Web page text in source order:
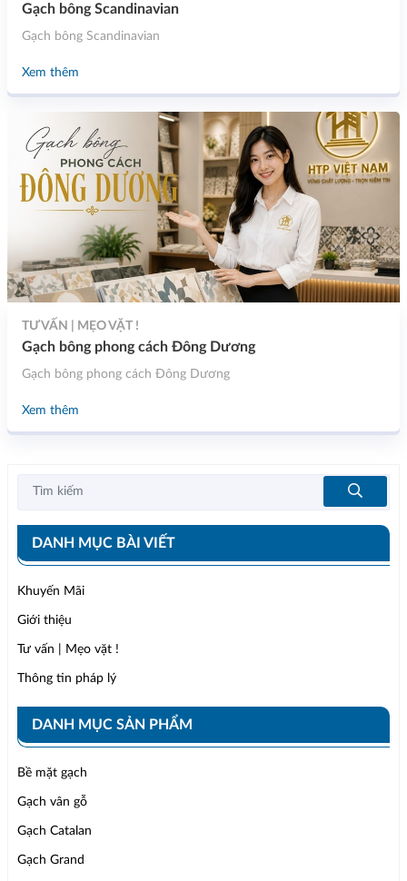
Gạch bông Scandinavian
Gạch bông Scandinavian
Xem thêm
TƯ VẤN | MẸO VẶT !
Gạch bông phong cách Đông Dương
Gạch bông phong cách Đông Dương
Xem thêm
DANH MỤC BÀI VIẾT
Khuyến Mãi
Giới thiệu
Tư vấn | Mẹo vặt !
Thông tin pháp lý
DANH MỤC SẢN PHẨM
Bề mặt gạch
Gạch vân gỗ
Gạch Catalan
Gạch Grand